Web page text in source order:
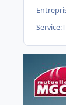
Service: